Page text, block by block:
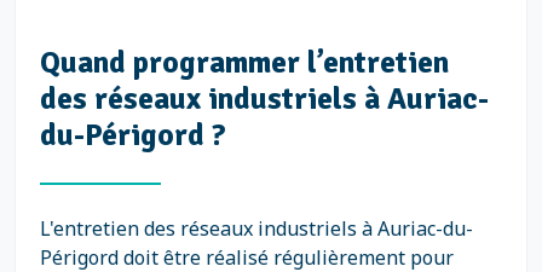
Quand programmer l’entretien
des réseaux industriels à Auriac-
du-Périgord ?
L'entretien des réseaux industriels à Auriac-du-
Périgord doit être réalisé régulièrement pour